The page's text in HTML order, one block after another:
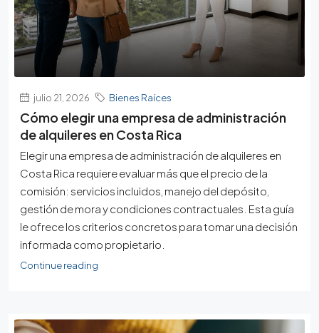
julio 21, 2026 Bienes Raíces
Cómo elegir una empresa de administración
de alquileres en Costa Rica
Elegir una empresa de administración de alquileres en
Costa Rica requiere evaluar más que el precio de la
comisión: servicios incluidos, manejo del depósito,
gestión de mora y condiciones contractuales. Esta guía
le ofrece los criterios concretos para tomar una decisión
informada como propietario.
Continue reading